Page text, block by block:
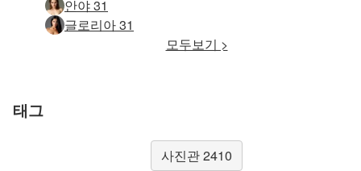
안야 31
글로리아 31
모두보기 >
태그
사진관 2410